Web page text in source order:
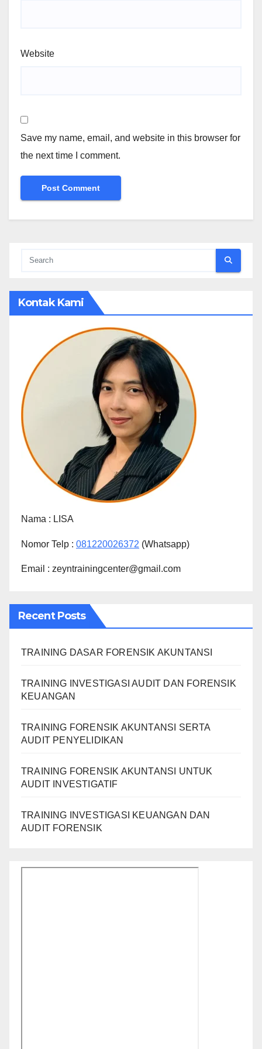
Website
Save my name, email, and website in this browser for
the next time I comment.
Kontak Kami
Nama : LISA
Nomor Telp : 081220026372 (Whatsapp)
Email : zeyntrainingcenter@gmail.com
Recent Posts
TRAINING DASAR FORENSIK AKUNTANSI
TRAINING INVESTIGASI AUDIT DAN FORENSIK
KEUANGAN
TRAINING FORENSIK AKUNTANSI SERTA
AUDIT PENYELIDIKAN
TRAINING FORENSIK AKUNTANSI UNTUK
AUDIT INVESTIGATIF
TRAINING INVESTIGASI KEUANGAN DAN
AUDIT FORENSIK